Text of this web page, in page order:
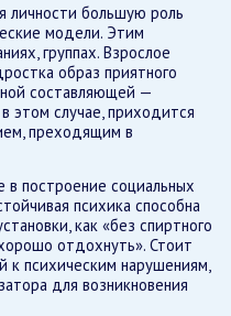
личности большую роль
модели. Этим
группах. Взрослое
образ приятного
составляющей —
, в этом случае, приходится
преходящим в
в построение социальных
психика способна
как «без спиртного
отдохнуть». Стоит
к психическим нарушениям,
для возникновения